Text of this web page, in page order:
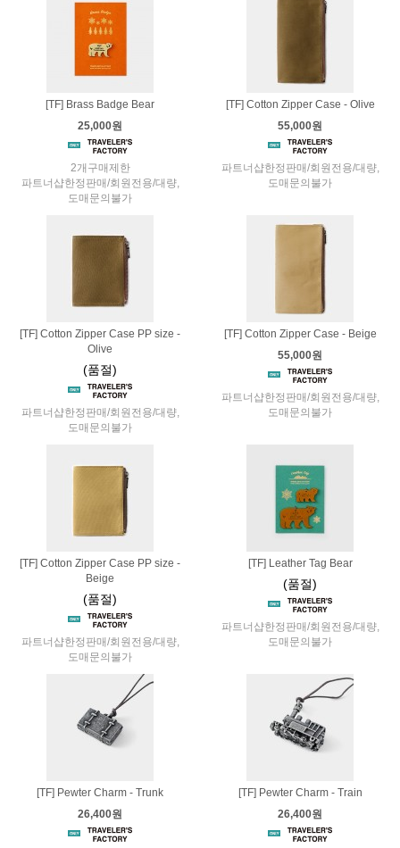
[TF] Brass Badge Bear
25,000원
2개구매제한
파트너샵한정판매/회원전용/대량,
도매문의불가
[TF] Cotton Zipper Case - Olive
55,000원
파트너샵한정판매/회원전용/대량,
도매문의불가
[TF] Cotton Zipper Case PP size -
Olive
(품절)
파트너샵한정판매/회원전용/대량,
도매문의불가
[TF] Cotton Zipper Case - Beige
55,000원
파트너샵한정판매/회원전용/대량,
도매문의불가
[TF] Cotton Zipper Case PP size -
Beige
(품절)
파트너샵한정판매/회원전용/대량,
도매문의불가
[TF] Leather Tag Bear
(품절)
파트너샵한정판매/회원전용/대량,
도매문의불가
[TF] Pewter Charm - Trunk
26,400원
[TF] Pewter Charm - Train
26,400원